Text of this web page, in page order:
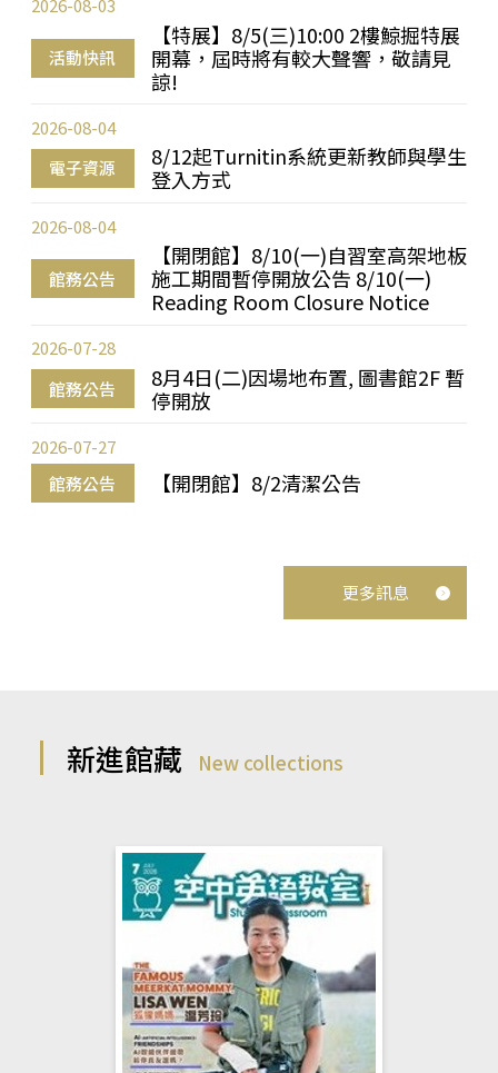
活動快訊
【特展】8/5(三)10:00 2樓鯨掘特展
開幕，屆時將有較大聲響，敬請見
諒!
2026-08-03
電子資源
8/12起Turnitin系統更新教師與學生
登入方式
2026-08-04
館務公告
【開閉館】8/10(一)自習室高架地板
施工期間暫停開放公告 8/10(一)
Reading Room Closure Notice
2026-08-04
館務公告
8月4日(二)因場地布置, 圖書館2F 暫
停開放
2026-07-28
館務公告 【開閉館】8/2清潔公告
2026-07-27
更多訊息
新進館藏 New collections